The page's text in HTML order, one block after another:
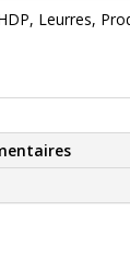
, Leurres,